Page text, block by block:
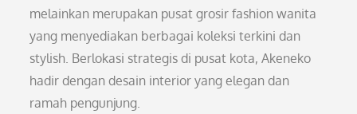
melainkan merupakan pusat grosir fashion wanita
yang menyediakan berbagai koleksi terkini dan
stylish. Berlokasi strategis di pusat kota, Akeneko
hadir dengan desain interior yang elegan dan
ramah pengunjung.